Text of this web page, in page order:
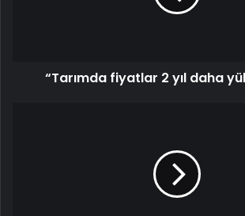
“Tarımda fiyatlar 2 yıl daha